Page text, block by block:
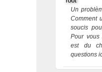
Un
Comment
soucis
Pour vous
est du
questions